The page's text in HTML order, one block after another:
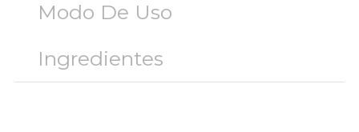
Modo De Uso
Ingredientes